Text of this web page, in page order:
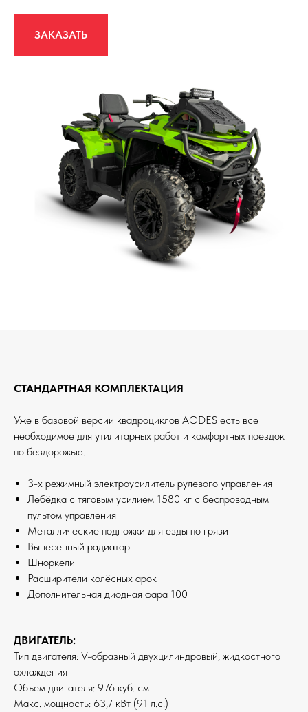
ЗАКАЗАТЬ
СТАНДАРТНАЯ КОМПЛЕКТАЦИЯ
Уже в базовой версии квадроциклов AODES есть все
необходимое для утилитарных работ и комфортных поездок
по бездорожью.
3-х режимный электроусилитель рулевого управления
Лебёдка с тяговым усилием 1580 кг с беспроводным
пультом управления
Металлические подножки для езды по грязи
Вынесенный радиатор
Шноркели
Расширители колёсных арок
Дополнительная диодная фара 100
ДВИГАТЕЛЬ:
Тип двигателя: V-образный двухцилиндровый, жидкостного
охлаждения
Объем двигателя: 976 куб. см
Макс. мощность: 63,7 кВт (91 л.с.)